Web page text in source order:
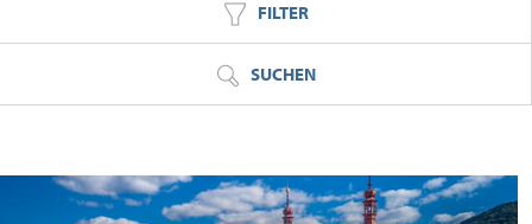
FILTER
SUCHEN